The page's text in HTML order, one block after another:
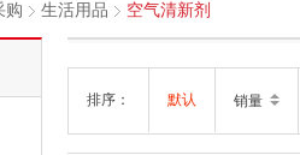
购 生活用品 空气清新剂
排序： 默认 销量